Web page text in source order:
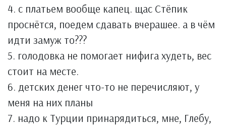
4. с платьем вообще капец. щас Стёпик
проснётся, поедем сдавать вчерашее. а в чём
идти замуж то???
5. голодовка не помогает нифига худеть, вес
стоит на месте.
6. детских денег что-то не перечисляют, у
меня на них планы
7. надо к Турции принарядиться, мне, Глебу,